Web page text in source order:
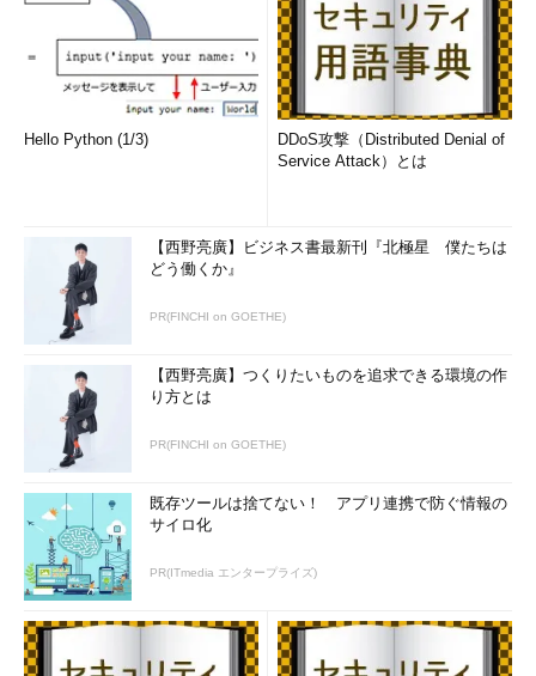
Hello Python (1/3)
DDoS攻撃（Distributed Denial of
Service Attack）とは
【西野亮廣】ビジネス書最新刊『北極星 僕たちは
どう働くか』
PR(FINCHI on GOETHE)
【西野亮廣】つくりたいものを追求できる環境の作
り方とは
PR(FINCHI on GOETHE)
既存ツールは捨てない！ アプリ連携で防ぐ情報の
サイロ化
PR(ITmedia エンタープライズ)